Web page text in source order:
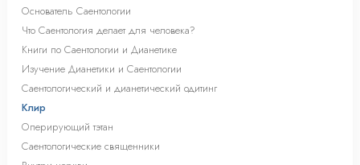
Основатель Саентологии
Что Саентология делает для человека?
Книги по Саентологии и Дианетике
Изучение Дианетики и Саентологии
Саентологический и дианетический одитинг
Клир
Оперирующий тэтан
Саентологические священники